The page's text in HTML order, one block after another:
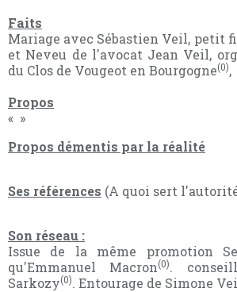
Faits
Mariage avec Sébastien Veil, petit
et Neveu de l'avocat Jean Veil,
du Clos de Vougeot en Bourgogne(0),
Propos
« »
Propos démentis par la réalité
Ses références (A quoi sert
Son réseau :
Issue de la même promotion
qu'Emmanuel Macron(0).
Sarkozy(0). Entourage de Simone